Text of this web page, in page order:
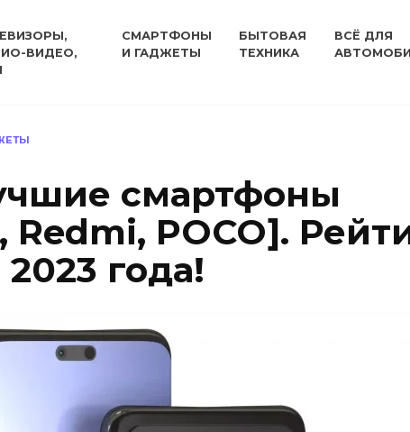
ВИДЕО,
СМАРТФОНЫ
И ГАДЖЕТЫ
БЫТОВАЯ
ТЕХНИКА
ВСЁ ДЛЯ
смартфоны
Redmi, POCO].
года!